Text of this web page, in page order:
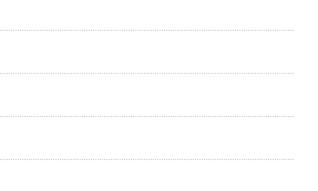
納車blog
T.U.C.GROUP